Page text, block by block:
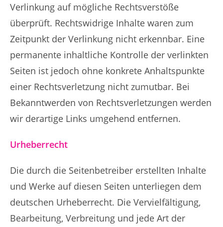
Verlinkung auf mögliche Rechtsverstöße
überprüft. Rechtswidrige Inhalte waren zum
Zeitpunkt der Verlinkung nicht erkennbar. Eine
permanente inhaltliche Kontrolle der verlinkten
Seiten ist jedoch ohne konkrete Anhaltspunkte
einer Rechtsverletzung nicht zumutbar. Bei
Bekanntwerden von Rechtsverletzungen werden
wir derartige Links umgehend entfernen.
Urheberrecht
Die durch die Seitenbetreiber erstellten Inhalte
und Werke auf diesen Seiten unterliegen dem
deutschen Urheberrecht. Die Vervielfältigung,
Bearbeitung, Verbreitung und jede Art der